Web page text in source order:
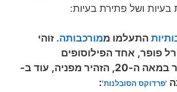
בעיות ושל פתירת בעיות:
התעלמו ממורכבותה. זוהי
פופר, אחד הפילוסופים
המשפיעים ביותר במאה ה-20, הזהיר מפניה, עוד ב-
'פרדוקס הסובלנות':